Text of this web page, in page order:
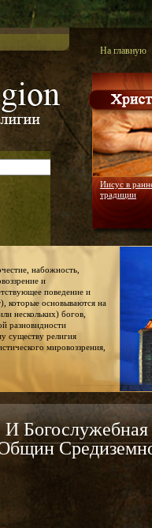
На главную
Иисус в
традиции
набожность,
и
поведение и
которые основываются на
нескольких) богов,
разновидности
существу религия
мировоззрения,